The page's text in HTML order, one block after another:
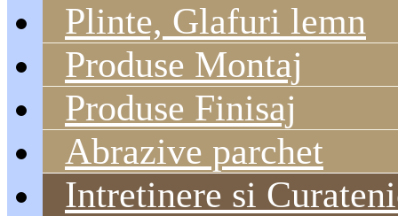
Plinte, Glafuri lemn
Produse Montaj
Produse Finisaj
Abrazive parchet
Intretinere si